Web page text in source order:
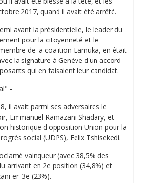
2017, quand il avait été arrêté.
avant la présidentielle, le leader du
pour la citoyenneté et le
de la coalition Lamuka, en était
la signature à Genève d'un accord
qui en faisaient leur candidat.
-
il avait parmi ses adversaires le
Emmanuel Ramazani Shadary, et
historique d'opposition Union pour la
social (UDPS), Félix Tshisekedi.
vainqueur (avec 38,5% des
arrivant en 2e position (34,8%) et
en 3e (23%).